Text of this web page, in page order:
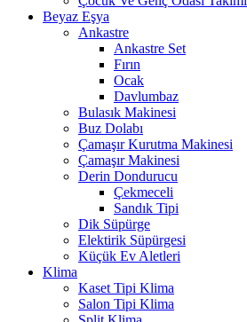
Beyaz Eşya
Ankastre
Ankastre Set
Fırın
Ocak
Davlumbaz
Bulasık Makinesi
Buz Dolabı
Çamaşır Kurutma Makinesi
Çamaşır Makinesi
Derin Dondurucu
Çekmeceli
Sandık Tipi
Dik Süpürge
Elektirik Süpürgesi
Küçük Ev Aletleri
Klima
Kaset Tipi Klima
Salon Tipi Klima